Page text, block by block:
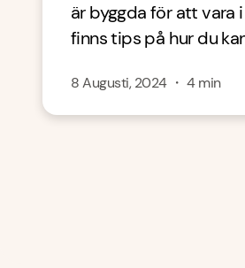
är byggda för att vara
finns tips på hur du
8 Augusti, 2024・4min